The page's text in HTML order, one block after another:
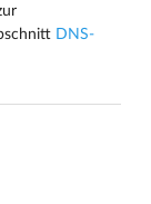
DNS-